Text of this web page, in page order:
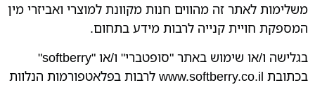
משלימות לאתר זה מהווים חנות מקוונת למוצרי ואביזרי מין
המספקת חויית קנייה לרבות מידע בתחום.
בגלישה ו/או שימוש באתר "סופטברי" ו/או "softberry"
בכתובת www.softberry.co.il לרבות בפלאטפורמות הנלוות